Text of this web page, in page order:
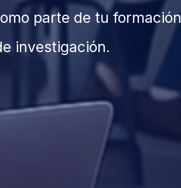
parte de tu formación
investigación.